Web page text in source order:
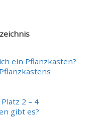
ein Pflanzkasten?
2 – 4
gibt es?